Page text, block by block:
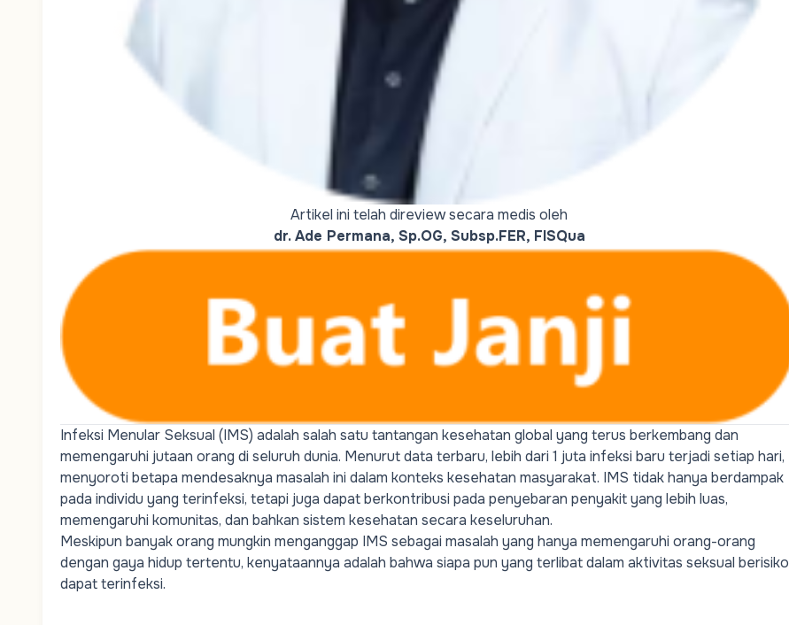
Artikel ini telah direview secara medis oleh
dr. Ade Permana, Sp.OG, Subsp.FER, FISQua
Infeksi Menular Seksual (IMS) adalah salah satu tantangan kesehatan global yang terus berkembang dan
memengaruhi jutaan orang di seluruh dunia. Menurut data terbaru, lebih dari 1 juta infeksi baru terjadi setiap hari,
menyoroti betapa mendesaknya masalah ini dalam konteks kesehatan masyarakat. IMS tidak hanya berdampak
pada individu yang terinfeksi, tetapi juga dapat berkontribusi pada penyebaran penyakit yang lebih luas,
memengaruhi komunitas, dan bahkan sistem kesehatan secara keseluruhan.
Meskipun banyak orang mungkin menganggap IMS sebagai masalah yang hanya memengaruhi orang-orang
dengan gaya hidup tertentu, kenyataannya adalah bahwa siapa pun yang terlibat dalam aktivitas seksual berisiko
dapat terinfeksi.